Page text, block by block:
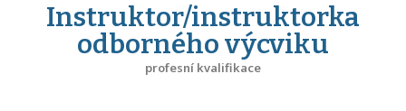
Instruktor/instruktorka
odborného výcviku
profesní kvalifikace